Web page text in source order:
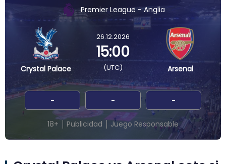
Premier League - Anglia
Crystal Palace
26.12.2026
15:00
(UTC) Arsenal
- - -
18+ Publicidad Juego Responsable